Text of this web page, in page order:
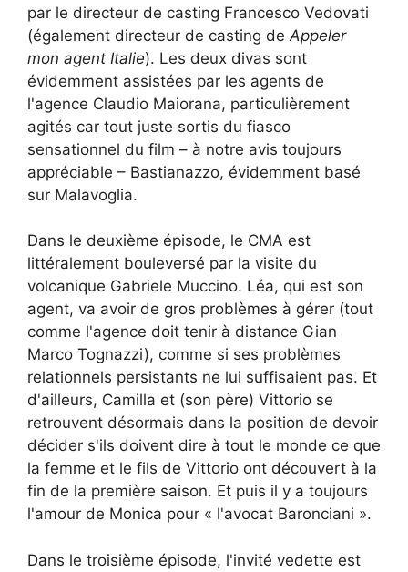
par le directeur de casting Francesco Vedovati
(également directeur de casting de Appeler
mon agent Italie). Les deux divas sont
évidemment assistées par les agents de
l'agence Claudio Maiorana, particulièrement
agités car tout juste sortis du fiasco
sensationnel du film – à notre avis toujours
appréciable – Bastianazzo, évidemment basé
sur Malavoglia.
Dans le deuxième épisode, le CMA est
littéralement bouleversé par la visite du
volcanique Gabriele Muccino. Léa, qui est son
agent, va avoir de gros problèmes à gérer (tout
comme l'agence doit tenir à distance Gian
Marco Tognazzi), comme si ses problèmes
relationnels persistants ne lui suffisaient pas. Et
d'ailleurs, Camilla et (son père) Vittorio se
retrouvent désormais dans la position de devoir
décider s'ils doivent dire à tout le monde ce que
la femme et le fils de Vittorio ont découvert à la
fin de la première saison. Et puis il y a toujours
l'amour de Monica pour « l'avocat Baronciani ».
Dans le troisième épisode, l'invité vedette est